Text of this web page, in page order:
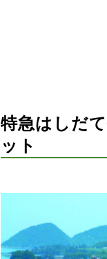
特急はしだ
ット